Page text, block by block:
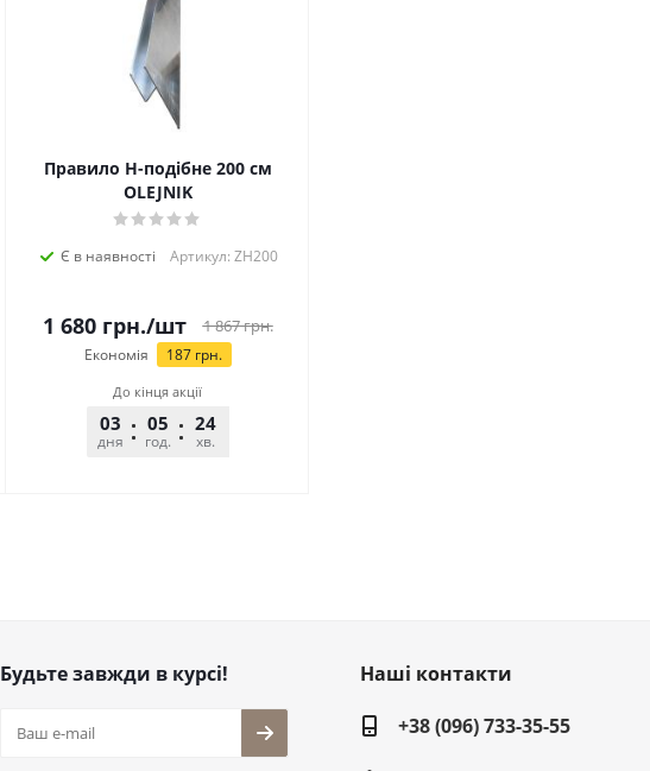
Правило H-подібне 200 см
OLEJNIK
Є в наявності Артикул: ZH200
1 680грн./шт 1 867грн.
Економія 187грн.
До кінця акції
03
дня
05
год.
24
хв.
Будьте завжди в курсі!
Наші контакти
+38 (096) 733-35-55